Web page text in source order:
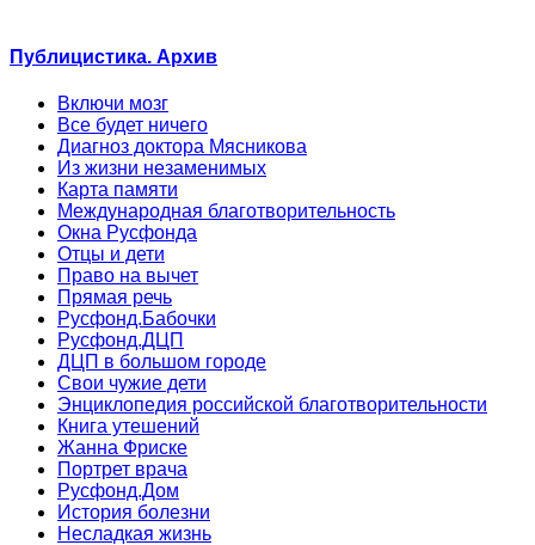
Публицистика. Архив
Включи мозг
Все будет ничего
Диагноз доктора Мясникова
Из жизни незаменимых
Карта памяти
Международная благотворительность
Окна Русфонда
Отцы и дети
Право на вычет
Прямая речь
Русфонд.Бабочки
Русфонд.ДЦП
ДЦП в большом городе
Свои чужие дети
Энциклопедия российской благотворительности
Книга утешений
Жанна Фриске
Портрет врача
Русфонд.Дом
История болезни
Несладкая жизнь